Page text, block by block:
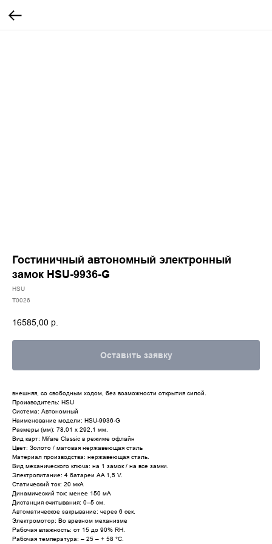
Гостиничный автономный электронный
замок HSU-9936-G
HSU
T0026
16585,00 р.
Оставить заявку
внешняя, со свободным ходом, без возможности открытия силой.
Производитель: HSU
Система: Автономный
Наименование модели: HSU-9936-G
Размеры (мм): 78,01 x 292,1 мм.
Вид карт: Mifare Classic в режиме офлайн
Цвет: Золото / матовая нержавеющая сталь
Материал производства: нержавеющая сталь.
Вид механического ключа: на 1 замок / на все замки.
Электропитание: 4 батареи AA 1,5 V.
Статический ток: 20 мкА
Динамический ток: менее 150 мА
Дистанция считывания: 0–5 см.
Автоматическое закрывание: через 6 сек.
Электромотор: Во врезном механизме
Рабочая влажность: от 15 до 90% RH.
Рабочая температура: – 25 – + 58 °С.